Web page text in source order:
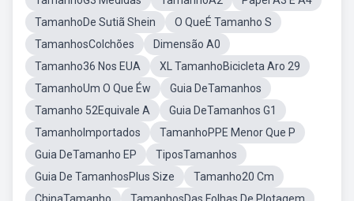
TamanhoDe Sutiã Shein
O QueÉ Tamanho S
TamanhosColchões
Dimensão A0
Tamanho36 Nos EUA
XL TamanhoBicicleta Aro 29
TamanhoUm O Que Éw
Guia DeTamanhos
Tamanho 52Equivale A
Guia DeTamanhos G1
TamanhoImportados
TamanhoPPE Menor Que P
Guia DeTamanho EP
TiposTamanhos
Guia De TamanhosPlus Size
Tamanho20 Cm